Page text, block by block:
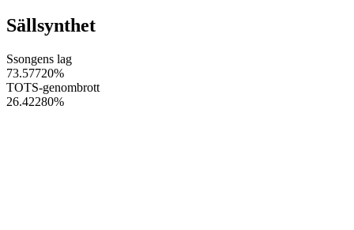
Sällsynthet
Ssongens lag
73.57720%
TOTS-genombrott
26.42280%